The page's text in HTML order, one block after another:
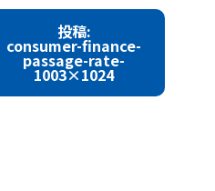
投稿:
consumer-finance-
passage-rate-
1003×1024